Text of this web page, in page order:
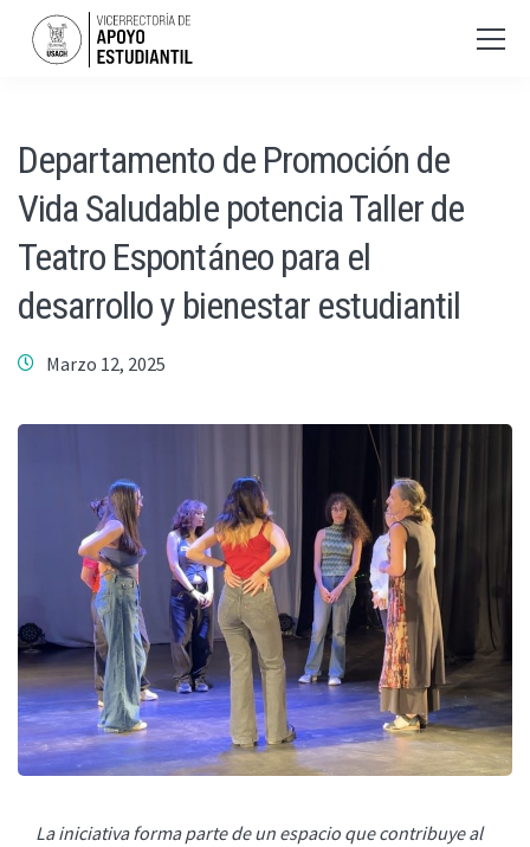
Departamento de Promoción de
Vida Saludable potencia Taller de
Teatro Espontáneo para el
desarrollo y bienestar estudiantil
Marzo 12, 2025
La iniciativa forma parte de un espacio que contribuye al